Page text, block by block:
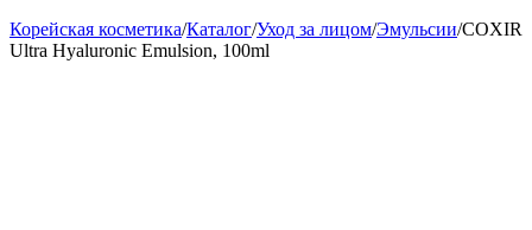
Корейская косметика/Каталог/Уход за лицом/Эмульсии/COXIR
Ultra Hyaluronic Emulsion, 100ml